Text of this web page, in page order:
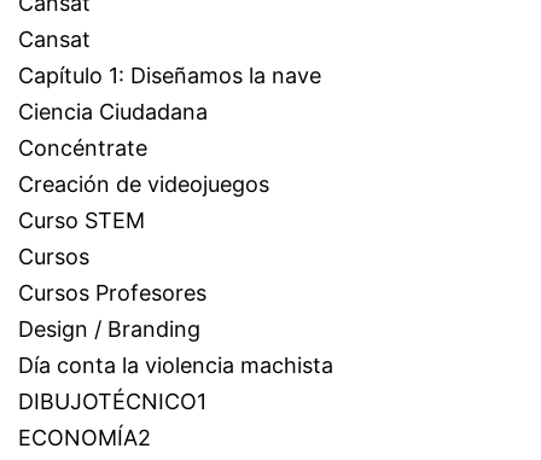
Cansat
Capítulo 1: Diseñamos la nave
Ciencia Ciudadana
Concéntrate
Creación de videojuegos
Curso STEM
Cursos
Cursos Profesores
Design / Branding
Día conta la violencia machista
DIBUJOTÉCNICO1
ECONOMÍA2